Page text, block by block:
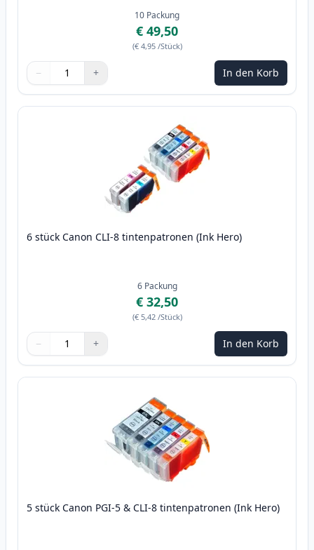
10 Packung
€ 49,50
(€ 4,95 /Stück)
Menge
Verwenden Sie die Tasten, um anzupassen
− +
Menge 1 In den Korb
6 stück Canon CLI-8 tintenpatronen (Ink Hero)
6 Packung
€ 32,50
(€ 5,42 /Stück)
Menge
Verwenden Sie die Tasten, um anzupassen
− +
Menge 1 In den Korb
5 stück Canon PGI-5 & CLI-8 tintenpatronen (Ink Hero)